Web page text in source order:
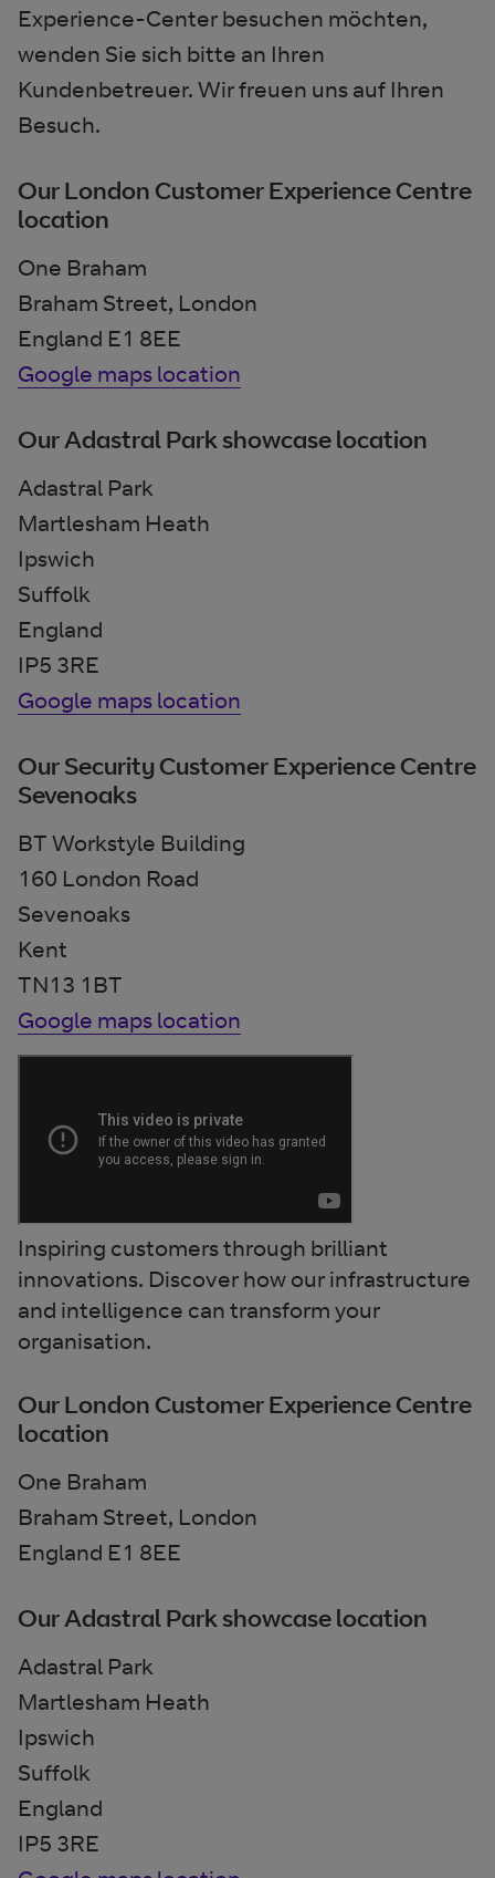
Experience-Center besuchen möchten,
wenden Sie sich bitte an Ihren
Kundenbetreuer. Wir freuen uns auf Ihren
Besuch.
Our London Customer Experience Centre
location
One Braham
Braham Street, London
England E1 8EE
Google maps location
Our Adastral Park showcase location
Adastral Park
Martlesham Heath
Ipswich
Suffolk
England
IP5 3RE
Google maps location
Our Security Customer Experience Centre
Sevenoaks
BT Workstyle Building
160 London Road
Sevenoaks
Kent
TN13 1BT
Google maps location
Inspiring customers through brilliant
innovations. Discover how our infrastructure
and intelligence can transform your
organisation.
Our London Customer Experience Centre
location
One Braham
Braham Street, London
England E1 8EE
Our Adastral Park showcase location
Adastral Park
Martlesham Heath
Ipswich
Suffolk
England
IP5 3RE